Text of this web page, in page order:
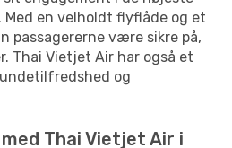
Med en velholdt flyflåde og et
passagererne være sikre på,
Thai Vietjet Air har også et
og
Thai Vietjet Air i